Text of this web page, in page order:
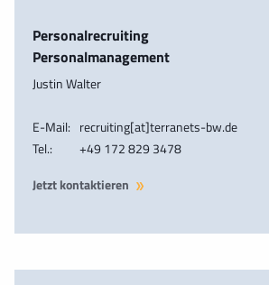
Personalrecruiting
Personalmanagement
Justin Walter
E-Mail: recruiting[at]terranets-bw.de
Tel.:
+49 172 829 3478
Jetzt kontaktieren